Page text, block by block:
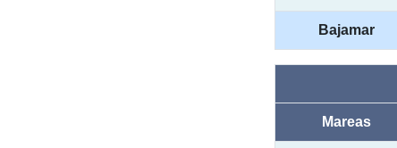
Bajamar
Mareas